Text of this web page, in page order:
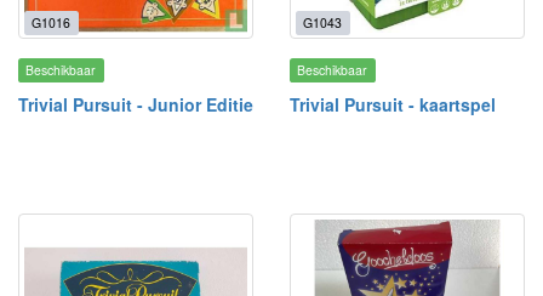
G1016
Beschikbaar
Trivial Pursuit - Junior Editie
G1043
Beschikbaar
Trivial Pursuit - kaartspel